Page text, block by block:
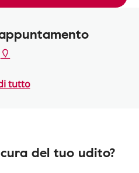
tutto
del tuo udito?